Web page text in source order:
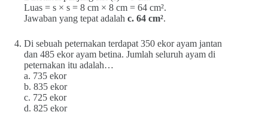
Luas = s × s = 8 cm × 8 cm = 64 cm².
Jawaban yang tepat adalah c. 64 cm².
Di sebuah peternakan terdapat 350 ekor ayam jantan
dan 485 ekor ayam betina. Jumlah seluruh ayam di
peternakan itu adalah…
a. 735 ekor
b. 835 ekor
c. 725 ekor
d. 825 ekor